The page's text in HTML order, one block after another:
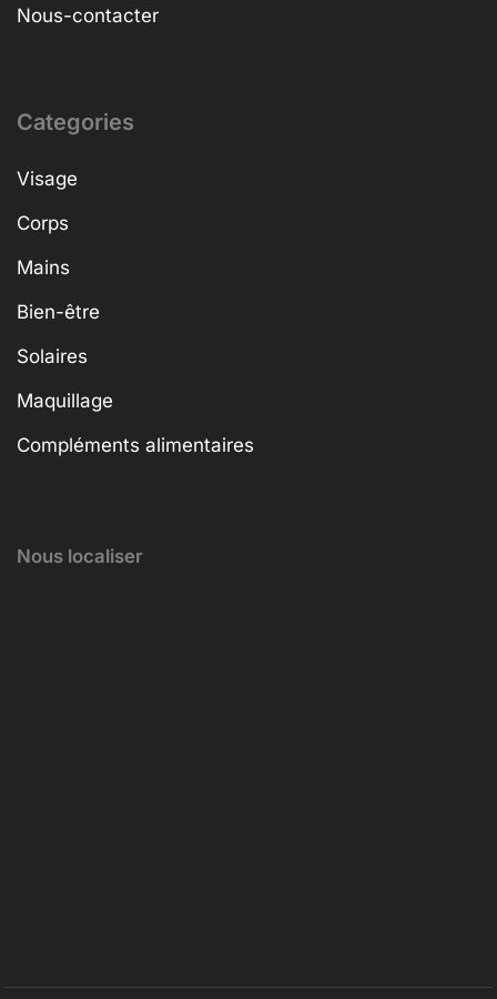
Nous-contacter
Categories
Visage
Corps
Mains
Bien-être
Solaires
Maquillage
Compléments alimentaires
Nous localiser